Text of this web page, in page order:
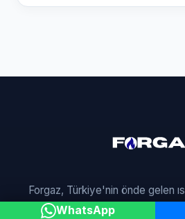
WhatsApp
Forgaz, Türkiye'nin önde gelen
olarak enerji verimli çözümler